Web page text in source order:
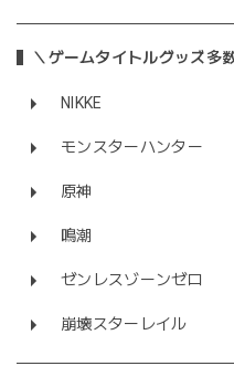
＼ゲームタイトルグッズ多
NIKKE
モンスターハンター
原神
鳴潮
ゼンレスゾーンゼロ
崩壊スターレイル